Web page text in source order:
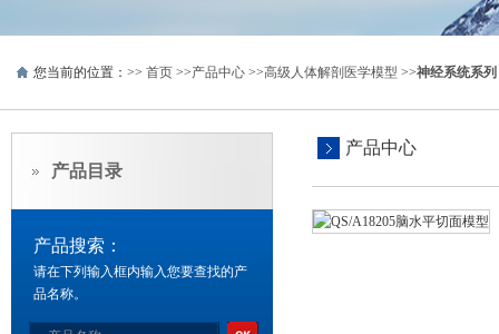
您当前的位置：>> 首页 >>产品中心 >>高级人体解剖医学模型 >>神经系统系列
产品中心
产品目录
产品搜索：
请在下列输入框内输入您要查找的产
品名称。